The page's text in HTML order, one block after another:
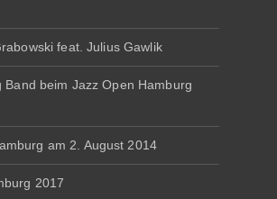
feat. Julius Gawlik
Band beim Jazz Open Hamburg
am 2. August 2014
2017